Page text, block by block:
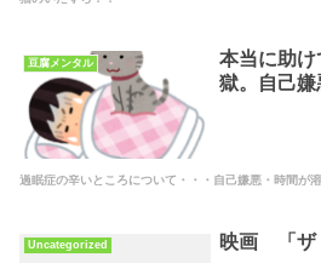
豆腐メンタル
本当に助
獄。自己
過眠症の辛いところについて・・・自己嫌悪・時間が溶
Uncategorized 映画 「ザ